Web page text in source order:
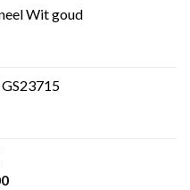
Wit goud
Huidige